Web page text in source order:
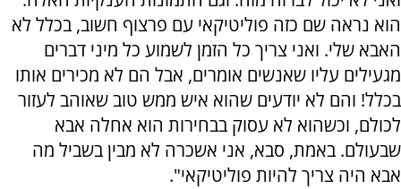
הוא נראה שם כזה פוליטיקאי עם פרצוף חשוב, בכלל לא
האבא שלי. ואני צריך כל הזמן לשמוע כל מיני דברים
מגעילים עליו שאנשים אומרים, אבל הם לא מכירים אותו
בכלל! והם לא יודעים שהוא איש ממש טוב שאוהב לעזור
לכולם, וכשהוא לא עסוק בבחירות הוא אחלה אבא
שבעולם. באמת, סבא, אני אשכרה לא מבין בשביל מה
אבא היה צריך להיות פוליטיקאי".